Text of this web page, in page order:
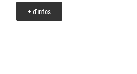
+ d'infos